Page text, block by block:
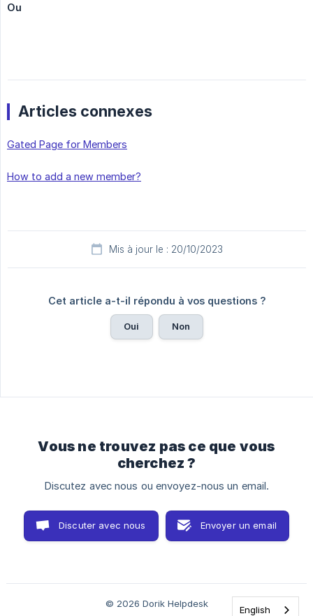
Ou
Articles connexes
Gated Page for Members
How to add a new member?
Mis à jour le : 20/10/2023
Cet article a-t-il répondu à vos questions ?
Oui Non
Vous ne trouvez pas ce que vous
cherchez ?
Discutez avec nous ou envoyez-nous un email.
Discuter avec nous Envoyer un email
© 2026 Dorik Helpdesk
English